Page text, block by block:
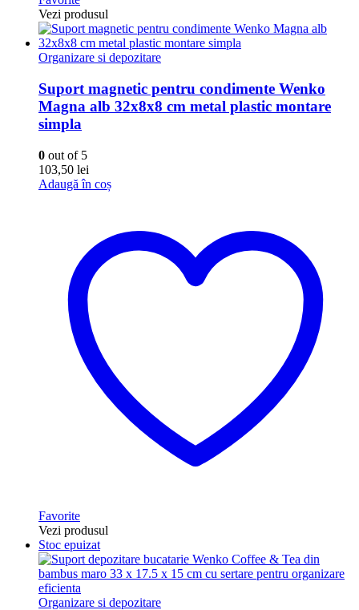
Vezi produsul
Organizare si depozitare
Suport magnetic pentru condimente Wenko
Magna alb 32x8x8 cm metal plastic montare
simpla
0 out of 5
103,50 lei
Adaugă în coș
Favorite
Vezi produsul
Stoc epuizat
Organizare si depozitare